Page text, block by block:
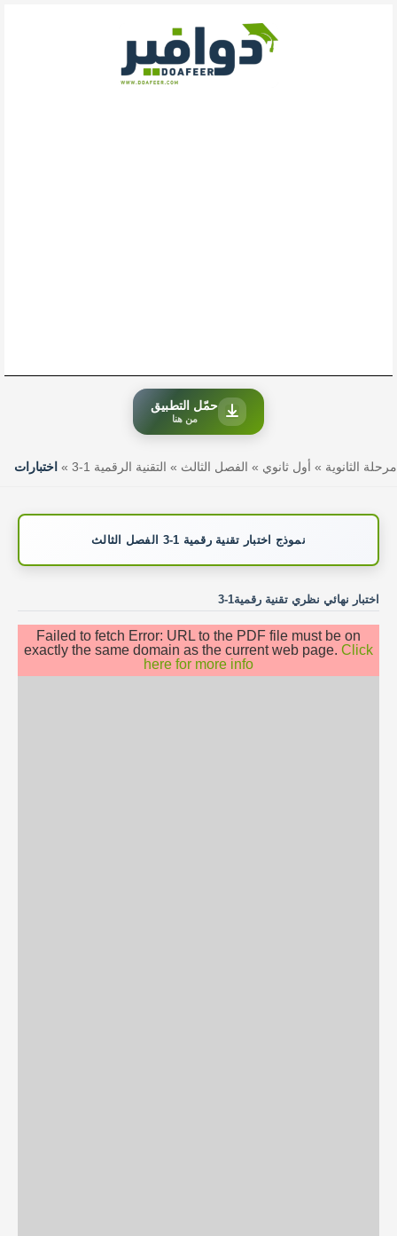
حمّل التطبيق
من هنا
مرحلة الثانوية » أول ثانوي » الفصل الثالث » التقنية الرقمية 1-3 » اختبارات
نموذج اختبار تقنية رقمية 1-3 الفصل الثالث
اختبار نهائي نظري تقنية رقمية1-3
Failed to fetch Error: URL to the PDF file must be on
exactly the same domain as the current web page. Click
here for more info